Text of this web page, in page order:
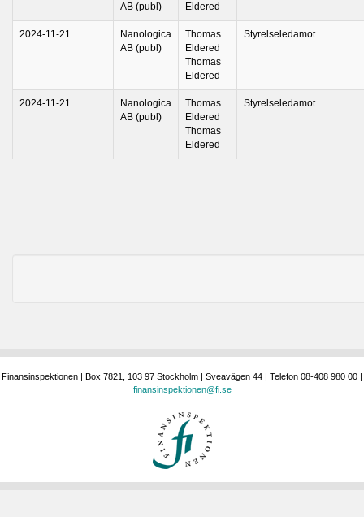
AB (publ)
Eldered
2024-11-21
Nanologica
AB (publ)
Thomas
Eldered
Thomas
Eldered
Styrelseledamot
2024-11-21
Nanologica
AB (publ)
Thomas
Eldered
Thomas
Eldered
Styrelseledamot
Finansinspektionen | Box 7821, 103 97 Stockholm | Sveavägen 44 | Telefon 08-408 980 00 |
finansinspektionen@fi.se